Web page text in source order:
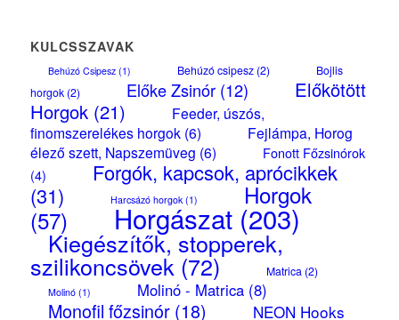
KULCSSZAVAK
Behúzó Csipesz(1) Behúzó csipesz(2)
Bojlis
horgok(2) Előke Zsinór(12)
Előkötött
Horgok(21)
Feeder, úszós,
finomszerelékes horgok(6)
Fejlámpa, Horog
élező szett, Napszemüveg (6)
Fonott Főzsinórok
(4)
Forgók, kapcsok, aprócikkek
(31)
Harcsázó horgok(1)
Horgok
(57)
Horgászat(203)
Kiegészítők, stopperek,
szilikoncsövek(72) Matrica(2)
Molinó(1) Molinó - Matrica(8)
Monofil főzsinór(18)
NEON Hooks